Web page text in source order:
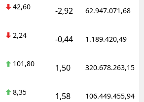
Sinop
Tokat
42,60 -2,92 62.947.071,68
2,24 -0,44 1.189.420,49
101,80 1,50 320.678.263,15
8,35 1,58 106.449.455,94